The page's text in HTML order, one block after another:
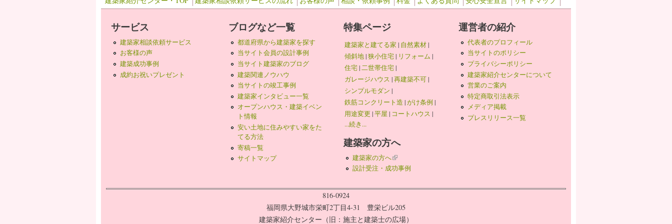
サービス
建築家相談依頼サービス
お客様の声
建築成功事例
成約お祝いプレゼント
ブログなど一覧
都道府県から建築家を探す
当サイト会員の設計事例
当サイト建築家のブログ
建築関連ノウハウ
当サイトの竣工事例
建築家インタビュー一覧
オープンハウス・建築イベン
ト情報
安い土地に住みやすい家をた
てる方法
寄稿一覧
サイトマップ
特集ページ
建築家と建てる家 | 自然素材|
傾斜地|狭小住宅| リフォーム |
住宅|二世帯住宅|
ガレージハウス |再建築不可|
シンプルモダン |
鉄筋コンクリート造 |がけ条例 |
用途変更 |平屋 | コートハウス |
...続き...
建築家の方へ
建築家の方へ(link is external)
設計受注・成功事例
運営者の紹介
代表者のプロフィール
当サイトのポリシー
プライバシーポリシー
建築家紹介センターについて
営業のご案内
特定商取引法表示
メディア掲載
プレスリリース一覧
816-0924
福岡県大野城市栄町2丁目4-31 豊栄ビル205
建築家紹介センター（旧：施主と建築士の広場）